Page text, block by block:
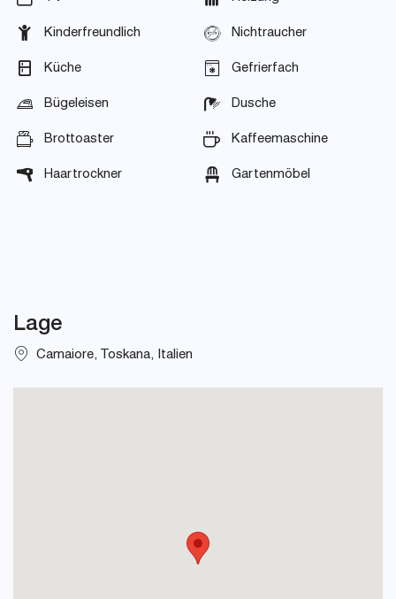
Kinderfreundlich Nichtraucher
Küche Gefrierfach
Bügeleisen Dusche
Brottoaster Kaffeemaschine
Haartrockner Gartenmöbel
Lage
Camaiore, Toskana, Italien